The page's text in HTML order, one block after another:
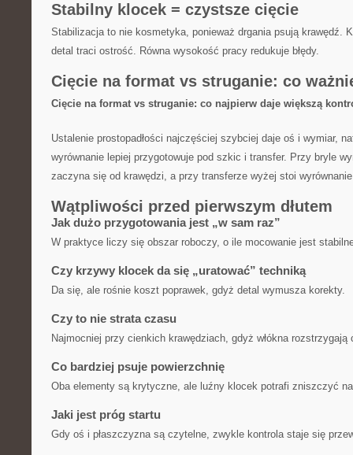
Stabilny klocek = czystsze cięcie
Stabilizacja to nie kosmetyka, ponieważ drgania psują krawędź.
detal traci ostrość. Równa wysokość pracy redukuje błędy.
Cięcie na format vs struganie: co
Cięcie na format vs struganie: co najpierw daje większą
Ustalenie prostopadłości najczęściej szybciej daje oś i wymiar,
wyrównanie lepiej przygotowuje pod szkic i transfer. Przy bryle
zaczyna się od krawędzi, a przy transferze wyżej stoi
Wątpliwości przed pierwszym dłutem
Jak dużo przygotowania jest „w sam raz”
W praktyce liczy się obszar roboczy, o ile mocowanie jest
Czy krzywy klocek da się „uratować” techniką
Da się, ale rośnie koszt poprawek, gdyż detal wymusza korekty.
Czy to nie strata czasu
Najmocniej przy cienkich krawędziach, gdyż włókna
Co bardziej psuje powierzchnię
Oba elementy są krytyczne, ale luźny klocek potrafi zniszczyć
Jaki jest próg startu
Gdy oś i płaszczyzna są czytelne, zwykle kontrola staje się